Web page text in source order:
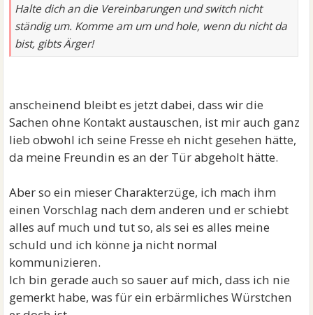
Halte dich an die Vereinbarungen und switch nicht
ständig um. Komme am um und hole, wenn du nicht da
bist, gibts Ärger!
anscheinend bleibt es jetzt dabei, dass wir die
Sachen ohne Kontakt austauschen, ist mir auch ganz
lieb obwohl ich seine Fresse eh nicht gesehen hätte,
da meine Freundin es an der Tür abgeholt hätte.
Aber so ein mieser Charakterzüge, ich mach ihm
einen Vorschlag nach dem anderen und er schiebt
alles auf much und tut so, als sei es alles meine
schuld und ich könne ja nicht normal
kommunizieren.
Ich bin gerade auch so sauer auf mich, dass ich nie
gemerkt habe, was für ein erbärmliches Würstchen